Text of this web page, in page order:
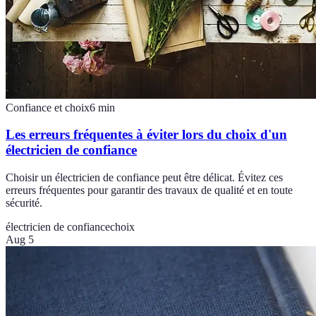
Confiance et choix6 min
Les erreurs fréquentes à éviter lors du choix d'un
électricien de confiance
Choisir un électricien de confiance peut être délicat. Évitez ces
erreurs fréquentes pour garantir des travaux de qualité et en toute
sécurité.
électricien de confiancechoix
Aug 5